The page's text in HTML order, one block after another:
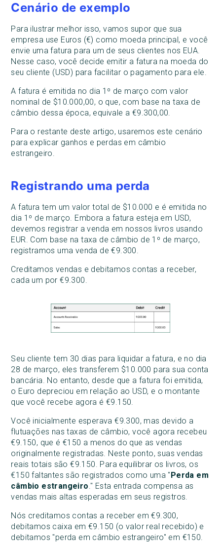
Cenário de exemplo
Para ilustrar melhor isso, vamos supor que sua
empresa use Euros (€) como moeda principal, e você
envie uma fatura para um de seus clientes nos EUA.
Nesse caso, você decide emitir a fatura na moeda do
seu cliente (USD) para facilitar o pagamento para ele.
A fatura é emitida no dia 1º de março com valor
nominal de $10.000,00, o que, com base na taxa de
câmbio dessa época, equivale a €9.300,00.
Para o restante deste artigo, usaremos este cenário
para explicar ganhos e perdas em câmbio
estrangeiro.
Registrando uma perda
A fatura tem um valor total de $10.000 e é emitida no
dia 1º de março. Embora a fatura esteja em USD,
devemos registrar a venda em nossos livros usando
EUR. Com base na taxa de câmbio de 1º de março,
registramos uma venda de €9.300.
Creditamos vendas e debitamos contas a receber,
cada um por €9.300.
Seu cliente tem 30 dias para liquidar a fatura, e no dia
28 de março, eles transferem $10.000 para sua conta
bancária. No entanto, desde que a fatura foi emitida,
o Euro depreciou em relação ao USD, e o montante
que você recebe agora é €9.150.
Você inicialmente esperava €9.300, mas devido a
flutuações nas taxas de câmbio, você agora recebeu
€9.150, que é €150 a menos do que as vendas
originalmente registradas. Neste ponto, suas vendas
reais totais são €9.150. Para equilibrar os livros, os
€150 faltantes são registrados como uma "Perda em
câmbio estrangeiro ." Esta entrada compensa as
vendas mais altas esperadas em seus registros.
Nós creditamos contas a receber em €9.300,
debitamos caixa em €9.150 (o valor real recebido) e
debitamos "perda em câmbio estrangeiro" em €150.